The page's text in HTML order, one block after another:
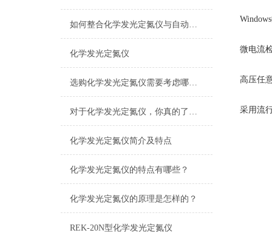
如何整合化学发光定氮仪与自动化系统
化学发光定氮仪
选购化学发光定氮仪需要考虑哪些问题
对于化学发光定氮仪，你真的了解吗？
化学发光定氮仪简介及特点
化学发光定氮仪的特点有哪些？
化学发光定氮仪的原理是怎样的？
REK-20N型化学发光定氮仪
Windows
微电流
高压任
采用流